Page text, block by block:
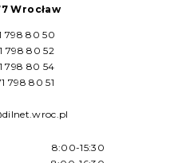
Wrocław
798 80 50
798 80 52
798 80 54
798 80 51
8:00-15:30